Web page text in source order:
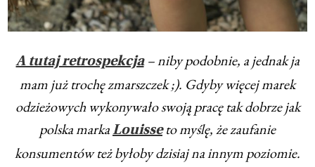
A tutaj retrospekcja– niby podobnie, a jednak ja
mam już trochę zmarszczek ;). Gdyby więcej marek
odzieżowych wykonywało swoją pracę tak dobrze jak
polska marka Louisseto myślę, że zaufanie
konsumentów też byłoby dzisiaj na innym poziomie.